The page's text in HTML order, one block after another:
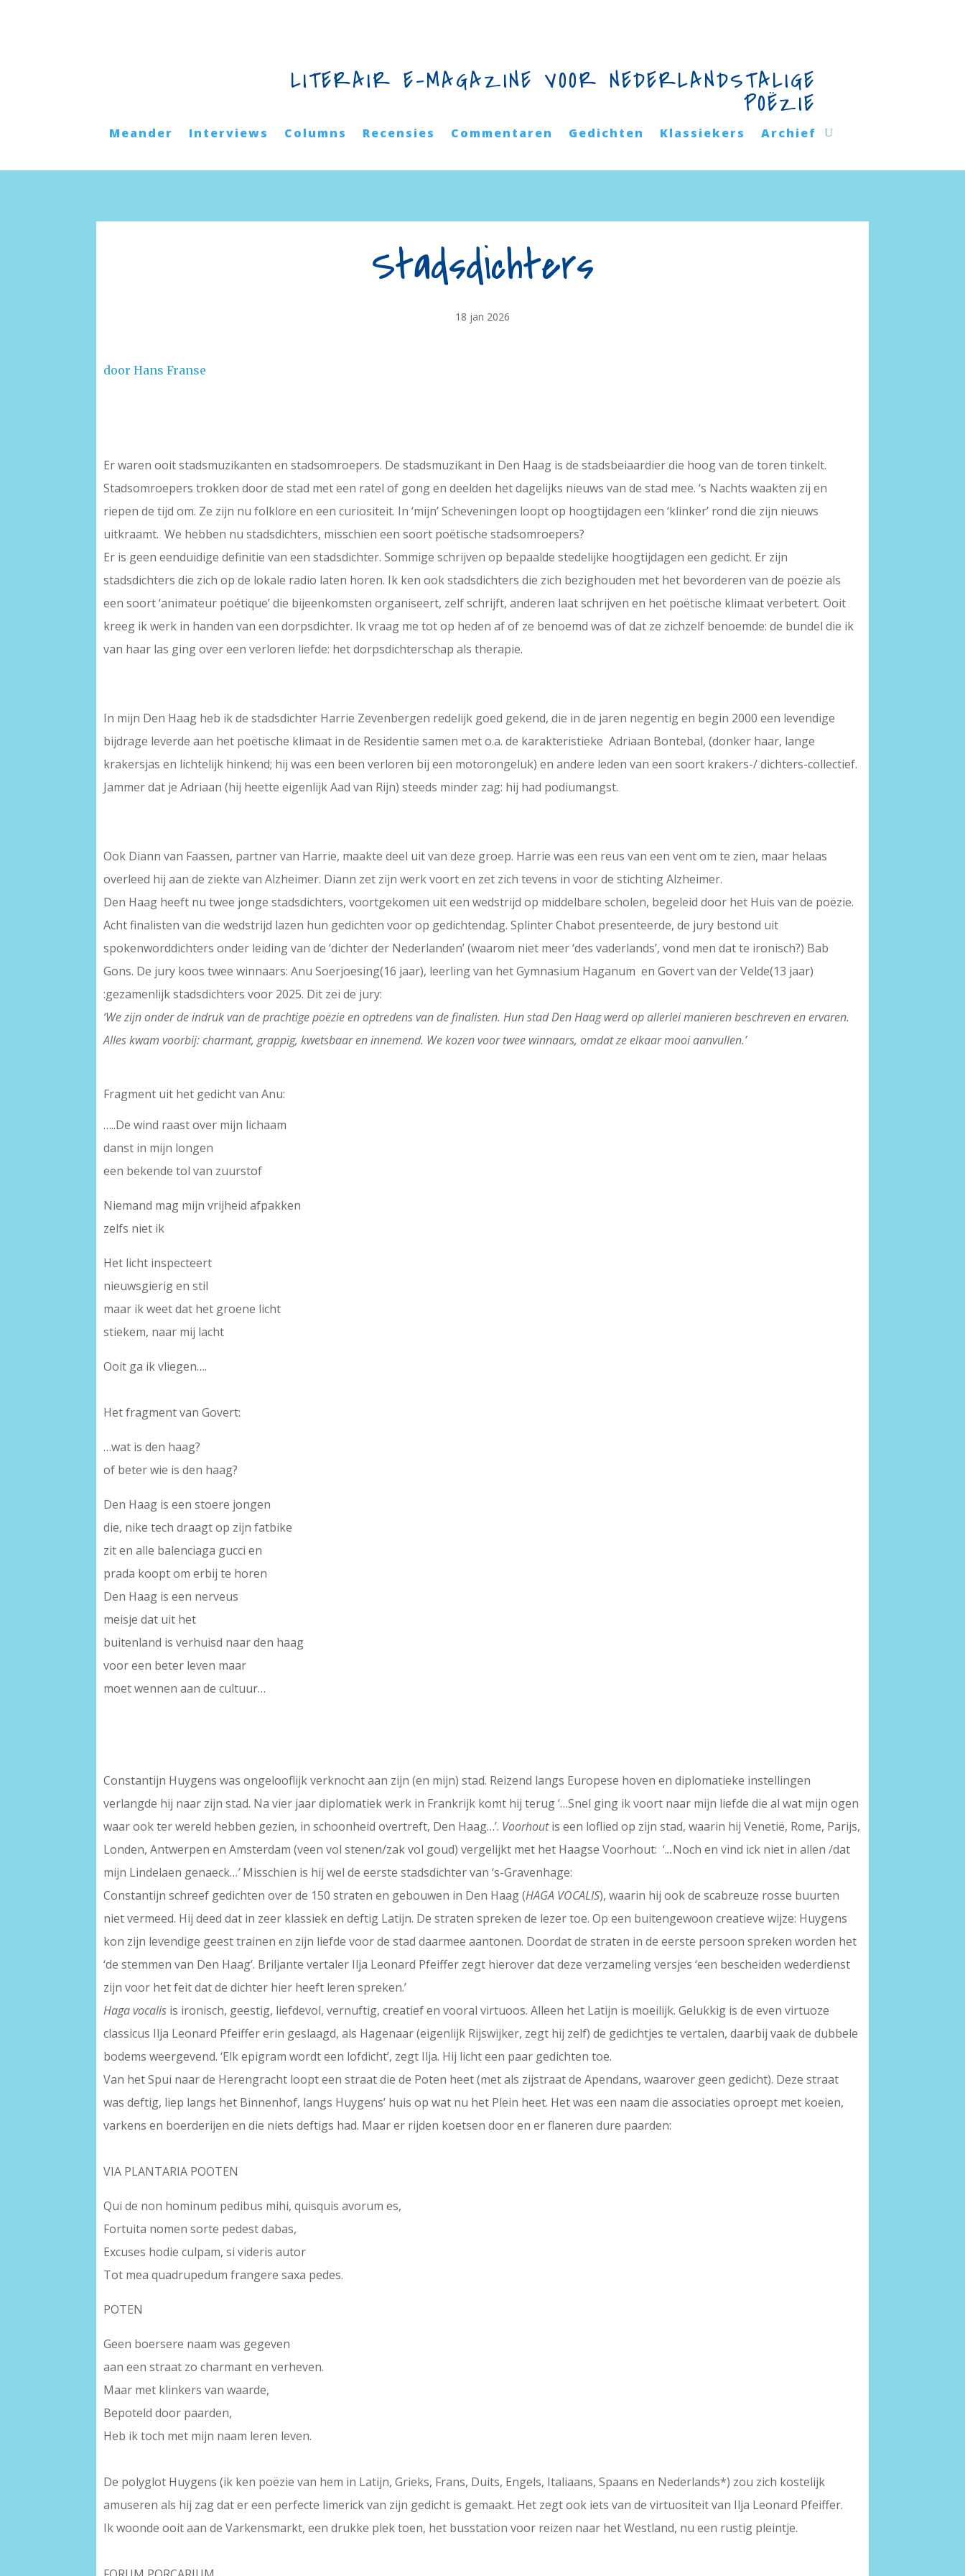
LITERAIR E-MAGAZINE VOOR NEDERLANDSTALIGE
POËZIE
Meander Interviews Columns Recensies Commentaren Gedichten Klassiekers Archief
Stadsdichters
18 jan 2026
door Hans Franse
Er waren ooit stadsmuzikanten en stadsomroepers. De stadsmuzikant in Den Haag is de stadsbeiaardier die hoog van de toren tinkelt.
Stadsomroepers trokken door de stad met een ratel of gong en deelden het dagelijks nieuws van de stad mee. ‘s Nachts waakten zij en
riepen de tijd om. Ze zijn nu folklore en een curiositeit. In ‘mijn’ Scheveningen loopt op hoogtijdagen een ‘klinker’ rond die zijn nieuws
uitkraamt. We hebben nu stadsdichters, misschien een soort poëtische stadsomroepers?
Er is geen eenduidige definitie van een stadsdichter. Sommige schrijven op bepaalde stedelijke hoogtijdagen een gedicht. Er zijn
stadsdichters die zich op de lokale radio laten horen. Ik ken ook stadsdichters die zich bezighouden met het bevorderen van de poëzie als
een soort ‘animateur poétique’ die bijeenkomsten organiseert, zelf schrijft, anderen laat schrijven en het poëtische klimaat verbetert. Ooit
kreeg ik werk in handen van een dorpsdichter. Ik vraag me tot op heden af of ze benoemd was of dat ze zichzelf benoemde: de bundel die ik
van haar las ging over een verloren liefde: het dorpsdichterschap als therapie.
In mijn Den Haag heb ik de stadsdichter Harrie Zevenbergen redelijk goed gekend, die in de jaren negentig en begin 2000 een levendige
bijdrage leverde aan het poëtische klimaat in de Residentie samen met o.a. de karakteristieke Adriaan Bontebal, (donker haar, lange
krakersjas en lichtelijk hinkend; hij was een been verloren bij een motorongeluk) en andere leden van een soort krakers-/ dichters-collectief.
Jammer dat je Adriaan (hij heette eigenlijk Aad van Rijn) steeds minder zag: hij had podiumangst.
Ook Diann van Faassen, partner van Harrie, maakte deel uit van deze groep. Harrie was een reus van een vent om te zien, maar helaas
overleed hij aan de ziekte van Alzheimer. Diann zet zijn werk voort en zet zich tevens in voor de stichting Alzheimer.
Den Haag heeft nu twee jonge stadsdichters, voortgekomen uit een wedstrijd op middelbare scholen, begeleid door het Huis van de poëzie.
Acht finalisten van die wedstrijd lazen hun gedichten voor op gedichtendag. Splinter Chabot presenteerde, de jury bestond uit
spokenworddichters onder leiding van de ‘dichter der Nederlanden’ (waarom niet meer ‘des vaderlands’, vond men dat te ironisch?) Bab
Gons. De jury koos twee winnaars: Anu Soerjoesing(16 jaar), leerling van het Gymnasium Haganum en Govert van der Velde(13 jaar)
:gezamenlijk stadsdichters voor 2025. Dit zei de jury:
‘We zijn onder de indruk van de prachtige poëzie en optredens van de finalisten. Hun stad Den Haag werd op allerlei manieren beschreven en ervaren.
Alles kwam voorbij: charmant, grappig, kwetsbaar en innemend. We kozen voor twee winnaars, omdat ze elkaar mooi aanvullen.’
Fragment uit het gedicht van Anu:
…..De wind raast over mijn lichaam
danst in mijn longen
een bekende tol van zuurstof
Niemand mag mijn vrijheid afpakken
zelfs niet ik
Het licht inspecteert
nieuwsgierig en stil
maar ik weet dat het groene licht
stiekem, naar mij lacht
Ooit ga ik vliegen….
Het fragment van Govert:
…wat is den haag?
of beter wie is den haag?
Den Haag is een stoere jongen
die, nike tech draagt op zijn fatbike
zit en alle balenciaga gucci en
prada koopt om erbij te horen
Den Haag is een nerveus
meisje dat uit het
buitenland is verhuisd naar den haag
voor een beter leven maar
moet wennen aan de cultuur…
Constantijn Huygens was ongelooflijk verknocht aan zijn (en mijn) stad. Reizend langs Europese hoven en diplomatieke instellingen
verlangde hij naar zijn stad. Na vier jaar diplomatiek werk in Frankrijk komt hij terug ‘…Snel ging ik voort naar mijn liefde die al wat mijn ogen
waar ook ter wereld hebben gezien, in schoonheid overtreft, Den Haag…’. Voorhoutis een loflied op zijn stad, waarin hij Venetië, Rome, Parijs,
Londen, Antwerpen en Amsterdam (veen vol stenen/zak vol goud) vergelijkt met het Haagse Voorhout: ‘...Noch en vind ick niet in allen /dat
mijn Lindelaen genaeck…’Misschien is hij wel de eerste stadsdichter van ‘s-Gravenhage:
Constantijn schreef gedichten over de 150 straten en gebouwen in Den Haag (HAGA VOCALIS), waarin hij ook de scabreuze rosse buurten
niet vermeed. Hij deed dat in zeer klassiek en deftig Latijn. De straten spreken de lezer toe. Op een buitengewoon creatieve wijze: Huygens
kon zijn levendige geest trainen en zijn liefde voor de stad daarmee aantonen. Doordat de straten in de eerste persoon spreken worden het
‘de stemmen van Den Haag’. Briljante vertaler Ilja Leonard Pfeiffer zegt hierover dat deze verzameling versjes ‘een bescheiden wederdienst
zijn voor het feit dat de dichter hier heeft leren spreken.’
Haga vocalis is ironisch, geestig, liefdevol, vernuftig, creatief en vooral virtuoos. Alleen het Latijn is moeilijk. Gelukkig is de even virtuoze
classicus Ilja Leonard Pfeiffer erin geslaagd, als Hagenaar (eigenlijk Rijswijker, zegt hij zelf) de gedichtjes te vertalen, daarbij vaak de dubbele
bodems weergevend. ‘Elk epigram wordt een lofdicht’, zegt Ilja. Hij licht een paar gedichten toe.
Van het Spui naar de Herengracht loopt een straat die de Poten heet (met als zijstraat de Apendans, waarover geen gedicht). Deze straat
was deftig, liep langs het Binnenhof, langs Huygens’ huis op wat nu het Plein heet. Het was een naam die associaties oproept met koeien,
varkens en boerderijen en die niets deftigs had. Maar er rijden koetsen door en er flaneren dure paarden:
VIA PLANTARIA POOTEN
Qui de non hominum pedibus mihi, quisquis avorum es,
Fortuita nomen sorte pedest dabas,
Excuses hodie culpam, si videris autor
Tot mea quadrupedum frangere saxa pedes.
POTEN
Geen boersere naam was gegeven
aan een straat zo charmant en verheven.
Maar met klinkers van waarde,
Bepoteld door paarden,
Heb ik toch met mijn naam leren leven.
De polyglot Huygens (ik ken poëzie van hem in Latijn, Grieks, Frans, Duits, Engels, Italiaans, Spaans en Nederlands*) zou zich kostelijk
amuseren als hij zag dat er een perfecte limerick van zijn gedicht is gemaakt. Het zegt ook iets van de virtuositeit van Ilja Leonard Pfeiffer.
Ik woonde ooit aan de Varkensmarkt, een drukke plek toen, het busstation voor reizen naar het Westland, nu een rustig pleintje.